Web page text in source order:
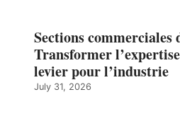
Sections commerciales
Transformer
levier pour l’industrie
July 31, 2026